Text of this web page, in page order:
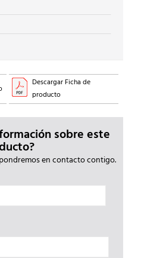
Descargar Ficha de
producto
sobre este
en contacto contigo.